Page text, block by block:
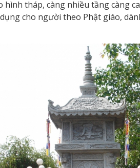
hình tháp, càng nhiều tầng càng
cho người theo Phật giáo,